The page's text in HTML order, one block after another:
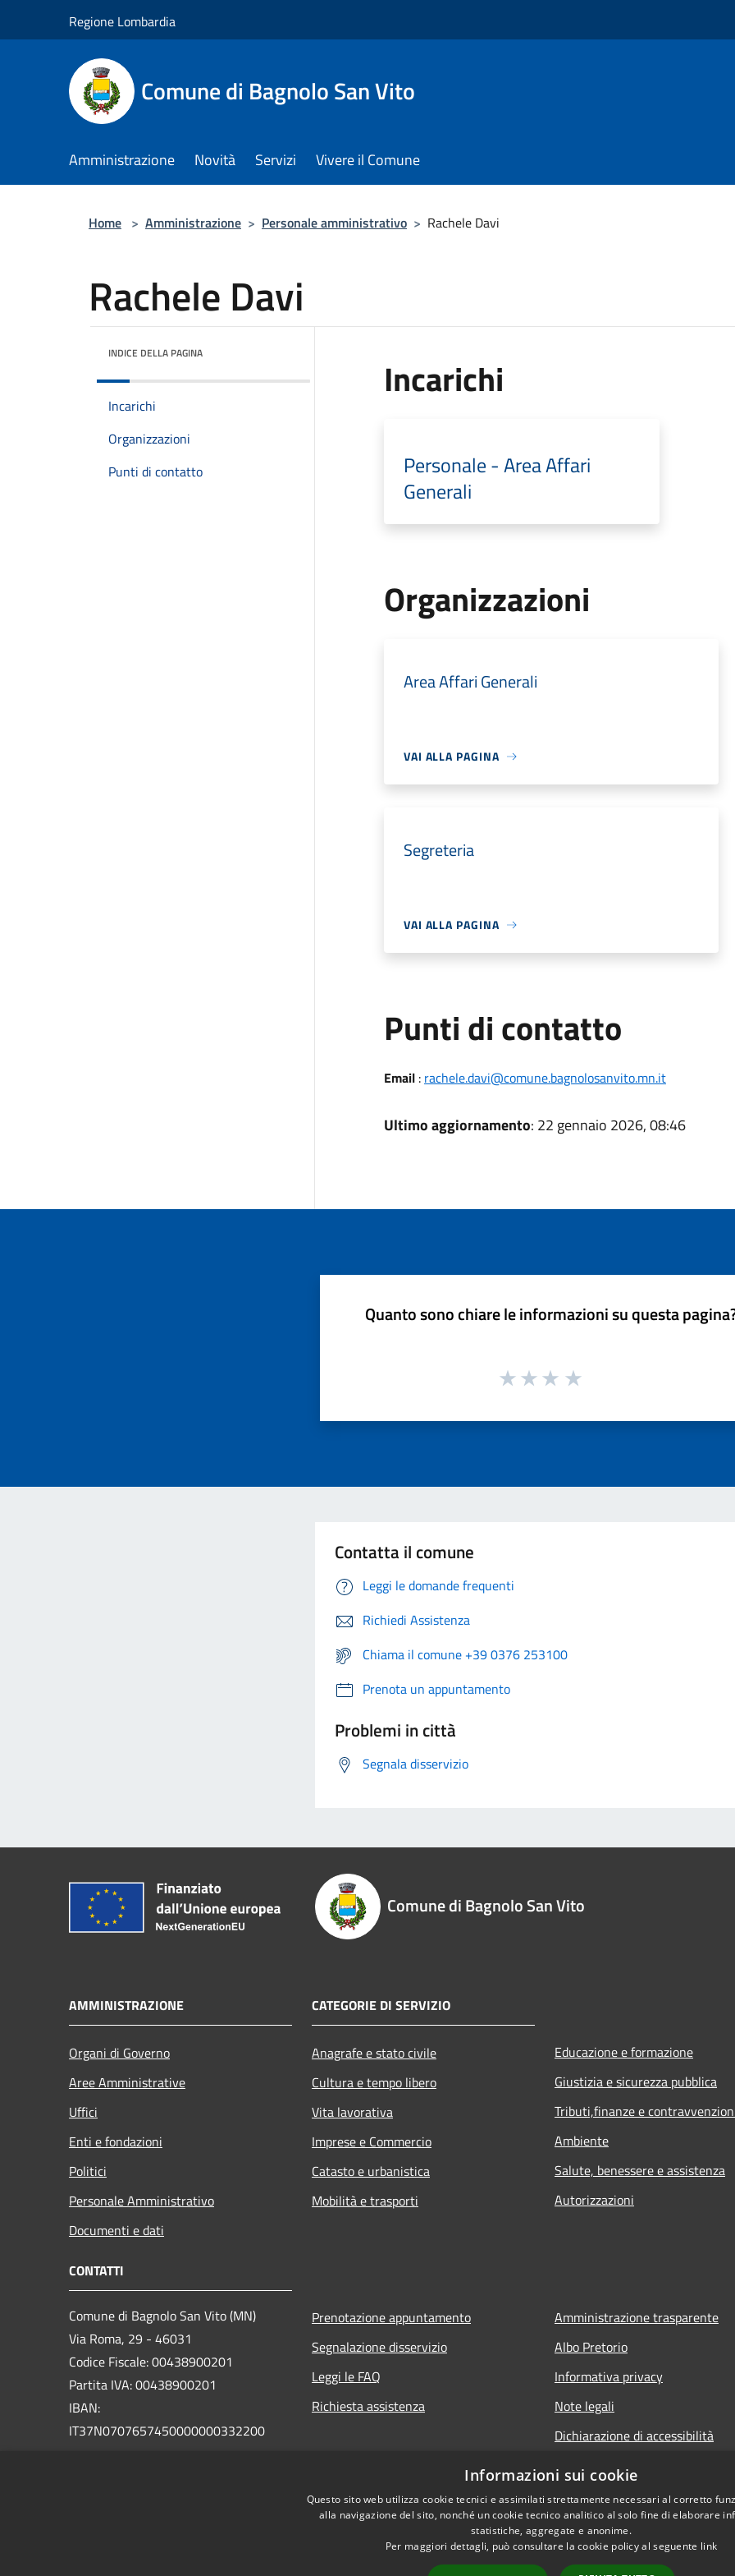
Regione Lombardia
Comune di Bagnolo San Vito
Amministrazione Novità Servizi Vivere il Comune
Home > Amministrazione > Personale amministrativo > Rachele Davi
Rachele Davi
INDICE DELLA PAGINA
Incarichi
Organizzazioni
Punti di contatto
Incarichi
Personale - Area Affari
Generali
Organizzazioni
Area Affari Generali
VAI ALLA PAGINA
Segreteria
VAI ALLA PAGINA
Punti di contatto
Email: rachele.davi@comune.bagnolosanvito.mn.it
Ultimo aggiornamento: 22 gennaio 2026, 08:46
Quanto sono chiare le informazioni su questa
Contatta il comune
Leggi le domande frequenti
Richiedi Assistenza
Chiama il comune +39 0376 253100
Prenota un appuntamento
Problemi in città
Segnala disservizio
Comune di Bagnolo San Vito
AMMINISTRAZIONE
Organi di Governo
Aree Amministrative
Uffici
Enti e fondazioni
Politici
Personale Amministrativo
Documenti e dati
CATEGORIE DI SERVIZIO
Anagrafe e stato civile
Cultura e tempo libero
Vita lavorativa
Imprese e Commercio
Catasto e urbanistica
Mobilità e trasporti
Educazione e formazione
Giustizia e sicurezza pubblica
Tributi,finanze e
Ambiente
Salute, benessere e assistenza
Autorizzazioni
CONTATTI
Comune di Bagnolo San Vito (MN)
Via Roma, 29 - 46031
Codice Fiscale: 00438900201
Partita IVA: 00438900201
IBAN:
IT37N0707657450000000332200
Prenotazione appuntamento
Segnalazione disservizio
Leggi le FAQ
Richiesta assistenza
Amministrazione trasparente
Albo Pretorio
Informativa privacy
Note legali
Dichiarazione di accessibilità
Informazioni sui cookie
Questo sito web utilizza cookie tecnici e assimilati strettamente necessari al corretto
alla navigazione del sito, nonché un cookie tecnico analitico al solo fine di elaborare
statistiche, aggregate e anonime.
Per maggiori dettagli, può consultare la cookie policy al seguente link